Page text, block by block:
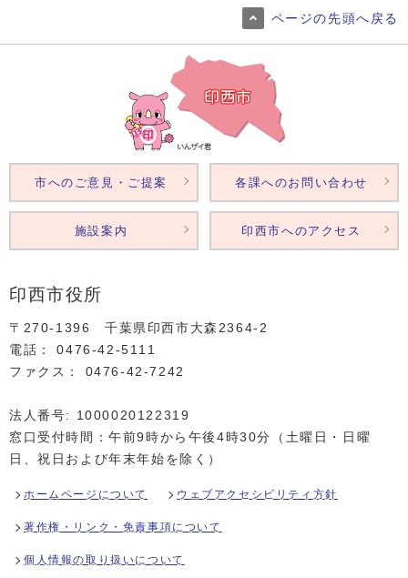
ページの先頭へ戻る
印西市役所
〒270-1396 千葉県印西市大森2364‐2
電話： 0476‐42‐5111
ファクス： 0476‐42‐7242
法人番号: 1000020122319
窓口受付時間：午前9時から午後4時30分（土曜日・日曜
日、祝日および年末年始を除く）
ホームページについて ウェブアクセシビリティ方針
著作権・リンク・免責事項について
個人情報の取り扱いについて
市へのご意見・ご提案 各課へのお問い合わせ
施設案内 印西市へのアクセス